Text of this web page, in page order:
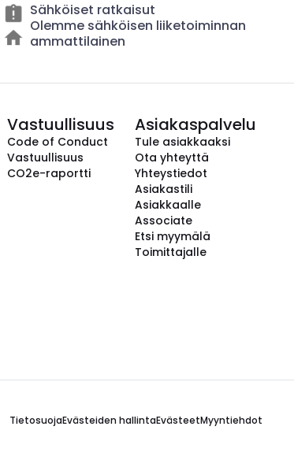
Sähköiset ratkaisut
Olemme sähköisen liiketoiminnan
ammattilainen
Vastuullisuus
Code of Conduct
Vastuullisuus
CO2e-raportti
Asiakaspalvelu
Tule asiakkaaksi
Ota yhteyttä
Yhteystiedot
Asiakastili
Asiakkaalle
Associate
Etsi myymälä
Toimittajalle
TietosuojaEvästeiden hallintaEvästeetMyyntiehdot